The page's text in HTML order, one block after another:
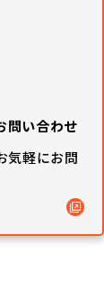
い合わせ
気軽にお問